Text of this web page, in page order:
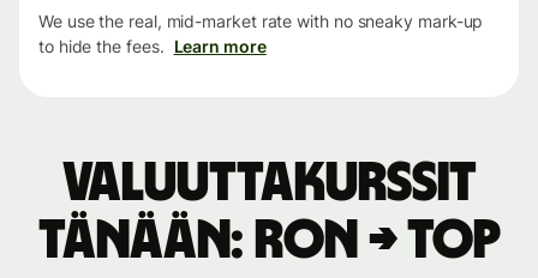
We use the real, mid-market rate with no sneaky mark-up
to hide the fees. Learn more
Valuuttakurssit
tänään: RON → TOP